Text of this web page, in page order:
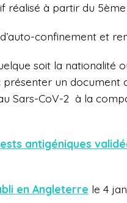
réalisé à partir du 5ème
confinement et
soit la
présenter un document
Sars-CoV-2 à la
antigéniques
en Angleterre le 4